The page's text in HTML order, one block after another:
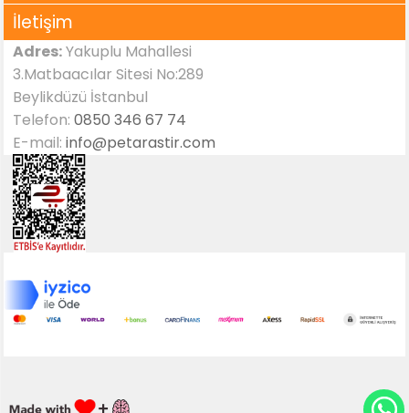
İletişim
Adres:Yakuplu Mahallesi
3.Matbaacılar Sitesi No:289
Beylikdüzü İstanbul
Telefon:0850 346 67 74
E-mail:info@petarastir.com